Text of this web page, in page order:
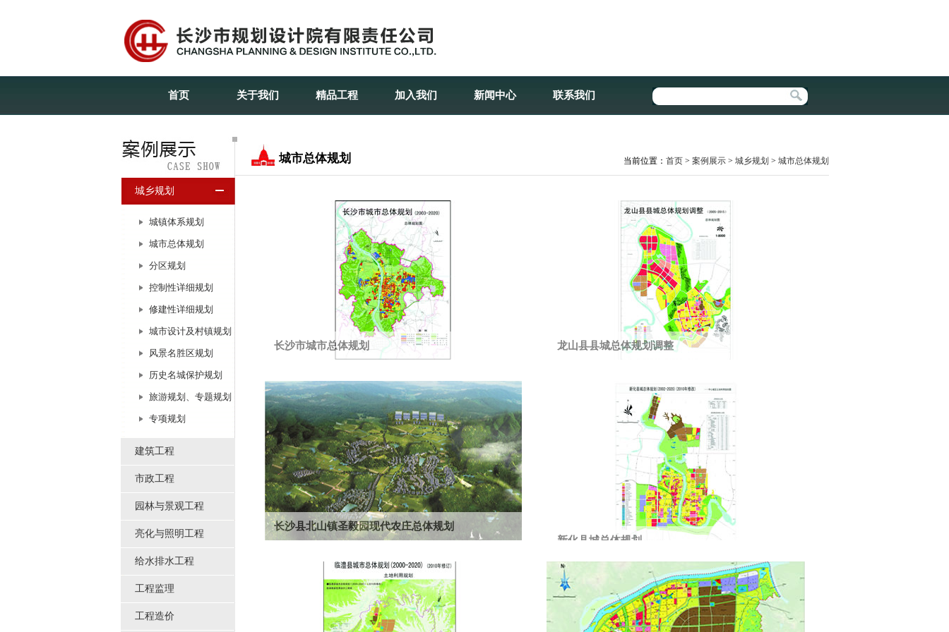
首页 关于我们 精品工程 加入我们 新闻中心 联系我们
城乡规划
城镇体系规划
城市总体规划
分区规划
控制性详细规划
修建性详细规划
城市设计及村镇规划
风景名胜区规划
历史名城保护规划
旅游规划、专题规划
专项规划
建筑工程
市政工程
园林与景观工程
亮化与照明工程
给水排水工程
工程监理
工程造价
当前位置： 首页> 案例展示> 城乡规划 > 城市总体规划
城市总体规划
长沙市城市总体规划
计一等奖。
龙山县县城总体规划调整
长沙县北山镇圣毅园现代农庄总体规划
万人，获湖南省城乡规划设计评...
新化县城总体规划
2020年县城城镇人口35万人，建设用地35平方公里。